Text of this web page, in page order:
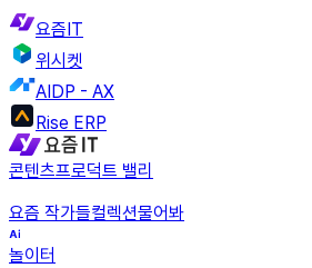
요즘IT
위시켓
AIDP - AX
Rise ERP
콘텐츠프로덕트 밸리
요즘 작가들컬렉션물어봐
놀이터